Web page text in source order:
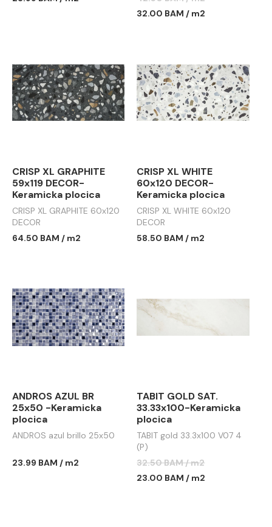
32.00 BAM / m2
CRISP XL GRAPHITE
59x119 DECOR-
Keramicka plocica
CRISP XL GRAPHITE 60x120
DECOR
64.50 BAM / m2
CRISP XL WHITE
60x120 DECOR-
Keramicka plocica
CRISP XL WHITE 60x120
DECOR
58.50 BAM / m2
ANDROS AZUL BR
25x50 -Keramicka
plocica
ANDROS azul brillo 25x50
23.99 BAM / m2
TABIT GOLD SAT.
33.33x100-Keramicka
plocica
TABIT gold 33.3x100 V07 4
(P)
32.50 BAM / m2
23.00 BAM / m2